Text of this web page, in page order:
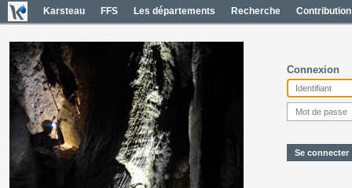
Karsteau FFS Les départements Recherche Contribution
Connexion